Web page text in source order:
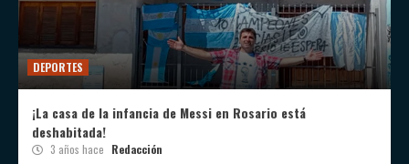
DEPORTES
¡La casa de la infancia de Messi en Rosario está
deshabitada!
3 años hace Redacción